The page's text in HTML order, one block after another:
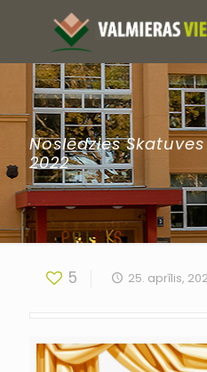
Noslēdzies
2022
5 25. aprīlis,